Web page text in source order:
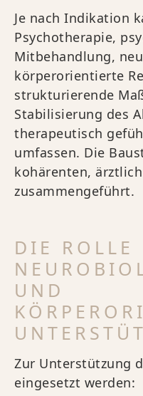
Je nach Indikation
Psychotherapie,
Mitbehandlung,
körperorientierte
strukturierende
Stabilisierung des
therapeutisch
umfassen. Die
kohärenten,
zusammengeführt.
DIE ROLLE
UND
Zur Unterstützung
eingesetzt werden: